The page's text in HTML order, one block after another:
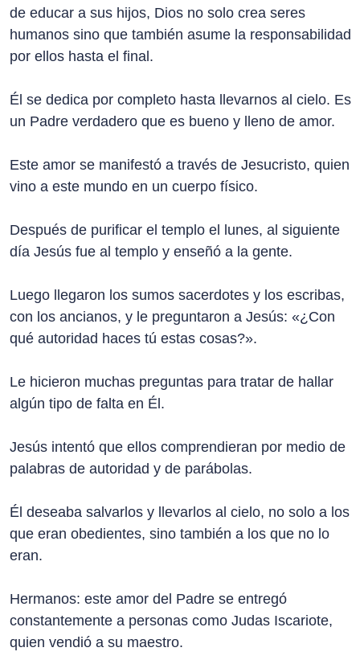
de educar a sus hijos, Dios no solo crea seres
humanos sino que también asume la responsabilidad
por ellos hasta el final.
Él se dedica por completo hasta llevarnos al cielo. Es
un Padre verdadero que es bueno y lleno de amor.
Este amor se manifestó a través de Jesucristo, quien
vino a este mundo en un cuerpo físico.
Después de purificar el templo el lunes, al siguiente
día Jesús fue al templo y enseñó a la gente.
Luego llegaron los sumos sacerdotes y los escribas,
con los ancianos, y le preguntaron a Jesús: «¿Con
qué autoridad haces tú estas cosas?».
Le hicieron muchas preguntas para tratar de hallar
algún tipo de falta en Él.
Jesús intentó que ellos comprendieran por medio de
palabras de autoridad y de parábolas.
Él deseaba salvarlos y llevarlos al cielo, no solo a los
que eran obedientes, sino también a los que no lo
eran.
Hermanos: este amor del Padre se entregó
constantemente a personas como Judas Iscariote,
quien vendió a su maestro.